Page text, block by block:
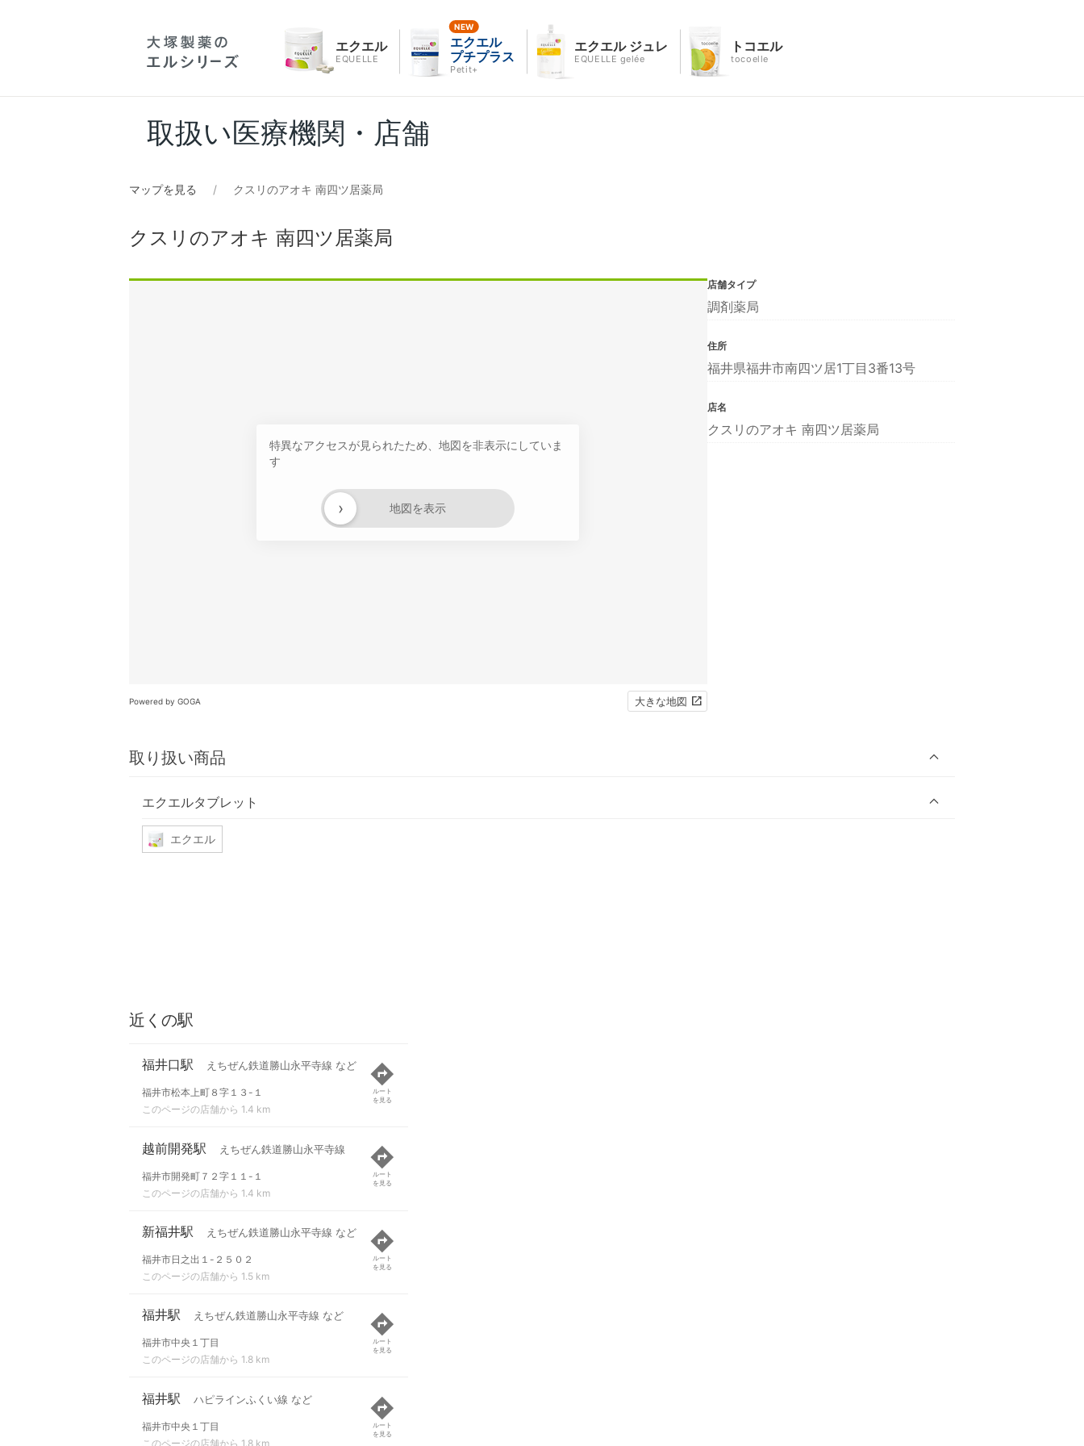
エクエル
EQUELLE
エクエル
プチプラス
Petit+
エクエル ジュレ
EQUELLE gelée
トコエル
tocoelle
取扱い医療機関・店舗
マップを見る クスリのアオキ 南四ツ居薬局
クスリのアオキ 南四ツ居薬局
特異なアクセスが見られたため、地図を非表示にしていま
す
地図を表示
›
Powered by GOGA 大きな地図
取り扱い商品
エクエルタブレット
エクエル
店舗タイプ
調剤薬局
住所
福井県福井市南四ツ居1丁目3番13号
店名
クスリのアオキ 南四ツ居薬局
近くの駅
福井口駅 えちぜん鉄道勝山永平寺線 など
福井市松本上町８字１３-１
このページの店舗から 1.4 km
ルート
を見る
越前開発駅 えちぜん鉄道勝山永平寺線
福井市開発町７２字１１-１
このページの店舗から 1.4 km
ルート
を見る
新福井駅 えちぜん鉄道勝山永平寺線 など
福井市日之出１-２５０２
このページの店舗から 1.5 km
ルート
を見る
福井駅 えちぜん鉄道勝山永平寺線 など
福井市中央１丁目
このページの店舗から 1.8 km
ルート
を見る
福井駅 ハピラインふくい線 など
福井市中央１丁目
このページの店舗から 1.8 km
ルート
を見る